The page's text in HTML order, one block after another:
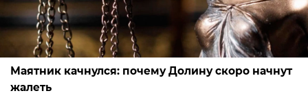
Маятник качнулся: почему Долину скоро начнут
жалеть